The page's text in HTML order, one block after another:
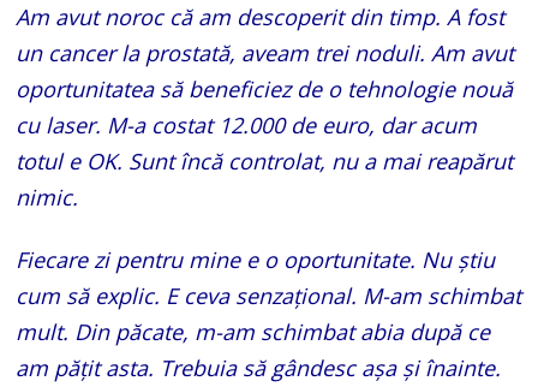
Am avut noroc că am descoperit din timp. A fost
un cancer la prostată, aveam trei noduli. Am avut
oportunitatea să beneficiez de o tehnologie nouă
cu laser. M-a costat 12.000 de euro, dar acum
totul e OK. Sunt încă controlat, nu a mai reapărut
nimic.
Fiecare zi pentru mine e o oportunitate. Nu știu
cum să explic. E ceva senzațional. M-am schimbat
mult. Din păcate, m-am schimbat abia după ce
am pățit asta. Trebuia să gândesc așa și înainte.